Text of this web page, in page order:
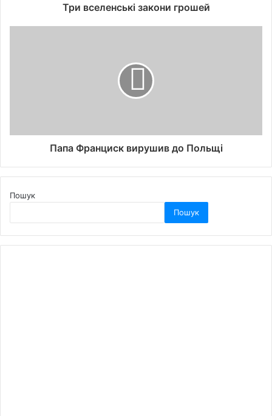
Три вселенські закони грошей
Папа Франциск вирушив до Польщі
Пошук
Пошук